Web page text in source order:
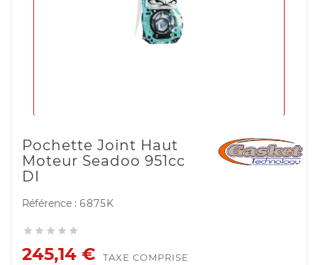
Pochette Joint Haut
Moteur Seadoo 951cc
DI
Référence : 6875K
    
245,14 € TAXE COMPRISE